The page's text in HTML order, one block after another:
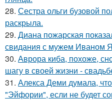
28. Сестра ольги бузовой
раскрыла.
29. Диана пожарская
свидания с мужем Иваном
30. Аврора киба, похоже,
шагу в своей жизни -
31. Алекса Деми думала,
"Эйфории", если не будет